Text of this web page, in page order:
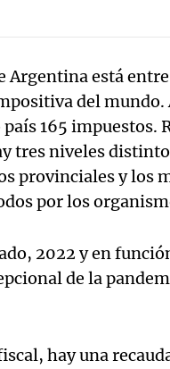
Argentina está
del mundo.
165 impuestos.
tres niveles
provinciales y los
por los
2022 y en
de la
hay una
Notas